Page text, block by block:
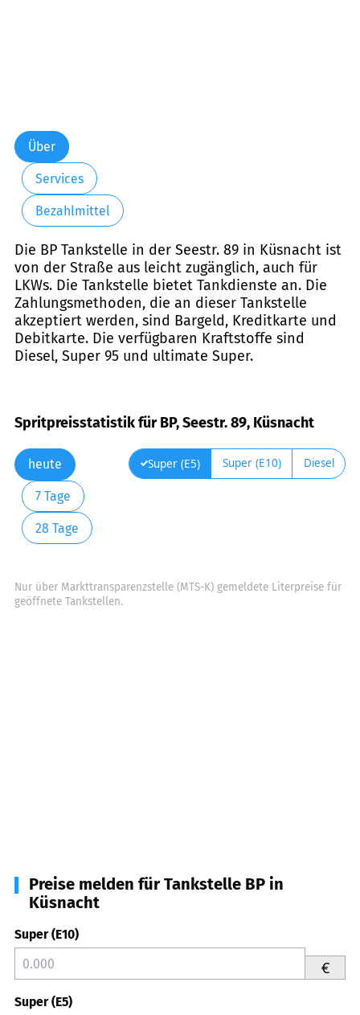
Über
Services
Bezahlmittel
Die BP Tankstelle in der Seestr. 89 in Küsnacht ist
von der Straße aus leicht zugänglich, auch für
LKWs. Die Tankstelle bietet Tankdienste an. Die
Zahlungsmethoden, die an dieser Tankstelle
akzeptiert werden, sind Bargeld, Kreditkarte und
Debitkarte. Die verfügbaren Kraftstoffe sind
Diesel, Super 95 und ultimate Super.
Spritpreisstatistik für BP, Seestr. 89, Küsnacht
heute
7 Tage
28 Tage
Super (E5) Super (E10) Diesel
Nur über Markttransparenzstelle (MTS-K) gemeldete Literpreise für
geöffnete Tankstellen.
Preise melden für Tankstelle BP in
Küsnacht
Super (E10)
€
Super (E5)